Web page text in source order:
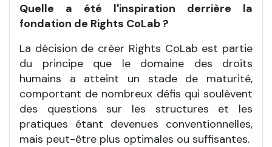
Quelle a été l'inspiration derrière la
fondation de Rights CoLab ?
La décision de créer Rights CoLab est partie
du principe que le domaine des droits
humains a atteint un stade de maturité,
comportant de nombreux défis qui soulèvent
des questions sur les structures et les
pratiques étant devenues conventionnelles,
mais peut-être plus optimales ou suffisantes.